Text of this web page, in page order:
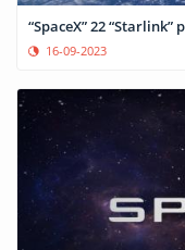
“SpaceX” 22 “Starlink”
16-09-2023